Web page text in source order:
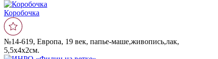
Коробочка
№14-619, Европа, 19 век, папье-маше,живопись,лак,
5,5х4х2см.